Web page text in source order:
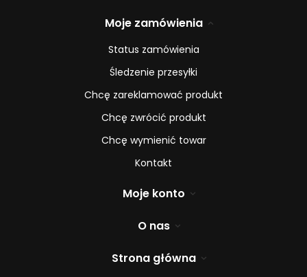
Moje zamówienia
Status zamówienia
Śledzenie przesyłki
Chcę zareklamować produkt
Chcę zwrócić produkt
Chcę wymienić towar
Kontakt
Moje konto
O nas
Strona główna